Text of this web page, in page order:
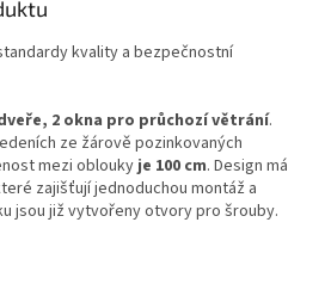
kvality a bezpečnostní
2 okna pro průchozí větrání.
ze žárově pozinkovaných
mezi oblouky je 100 cm. Design má
zajišťují jednoduchou montáž a
jsou již vytvořeny otvory pro šrouby.